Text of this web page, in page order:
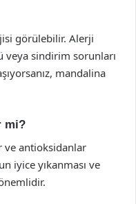
görülebilir. Alerji
veya sindirim sorunları
mandalina
mi?
ve antioksidanlar
iyice yıkanması ve